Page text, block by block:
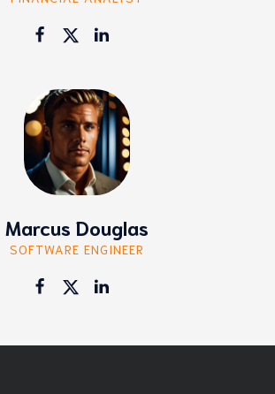
Marcus Douglas
SOFTWARE ENGINEER